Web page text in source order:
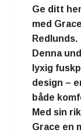
Ge ditt
med
Redlunds.
Denna
lyxig
design –
både
Med sin
Grace en